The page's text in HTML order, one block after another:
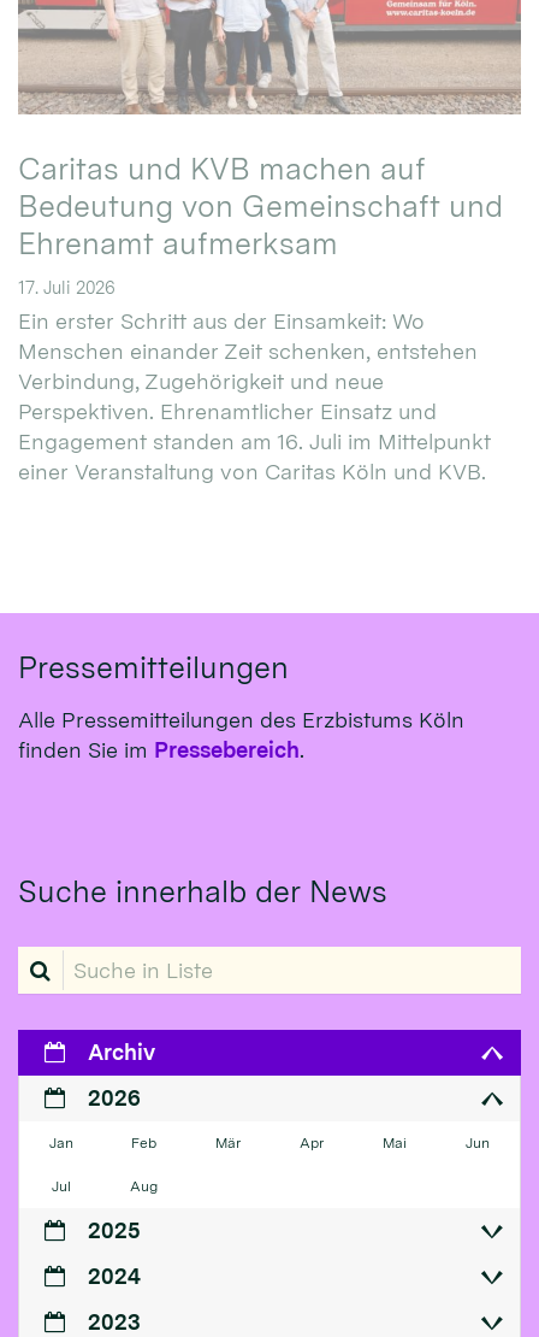
Caritas und KVB machen auf
Bedeutung von Gemeinschaft und
Ehrenamt aufmerksam
17. Juli 2026
Ein erster Schritt aus der Einsamkeit: Wo
Menschen einander Zeit schenken, entstehen
Verbindung, Zugehörigkeit und neue
Perspektiven. Ehrenamtlicher Einsatz und
Engagement standen am 16. Juli im Mittelpunkt
einer Veranstaltung von Caritas Köln und KVB.
Pressemitteilungen
Alle Pressemitteilungen des Erzbistums Köln
finden Sie im Pressebereich.
Suche innerhalb der News
Suche in Liste
Archiv
2026
Jan Feb Mär Apr Mai Jun
Jul Aug
2025
2024
2023